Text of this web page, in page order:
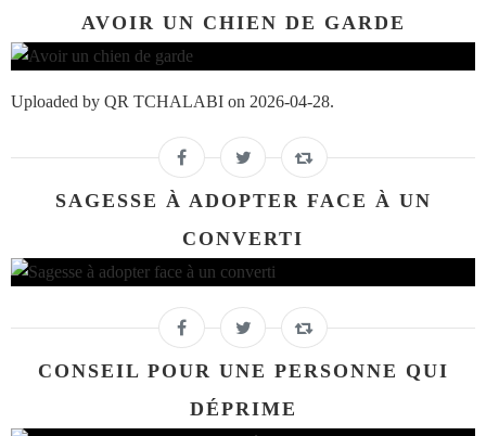
AVOIR UN CHIEN DE GARDE
Uploaded by QR TCHALABI on 2026-04-28.
SAGESSE À ADOPTER FACE À UN
CONVERTI
CONSEIL POUR UNE PERSONNE QUI
DÉPRIME